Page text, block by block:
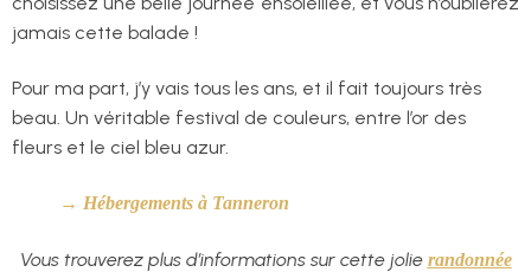
jamais cette balade !
Pour ma part, j’y vais tous les ans, et il fait toujours très
beau. Un véritable festival de couleurs, entre l’or des
fleurs et le ciel bleu azur.
→ Hébergements à Tanneron
Vous trouverez plus d’informations sur cette jolie randonnée